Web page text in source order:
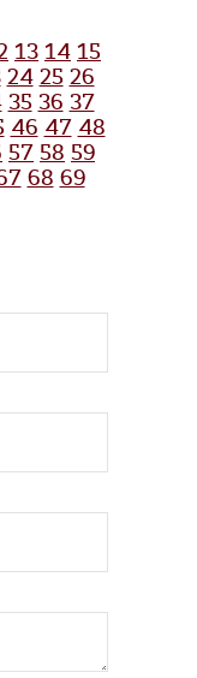
13 14 15
24 25 26
35 36 37
46 47 48
57 58 59
68 69